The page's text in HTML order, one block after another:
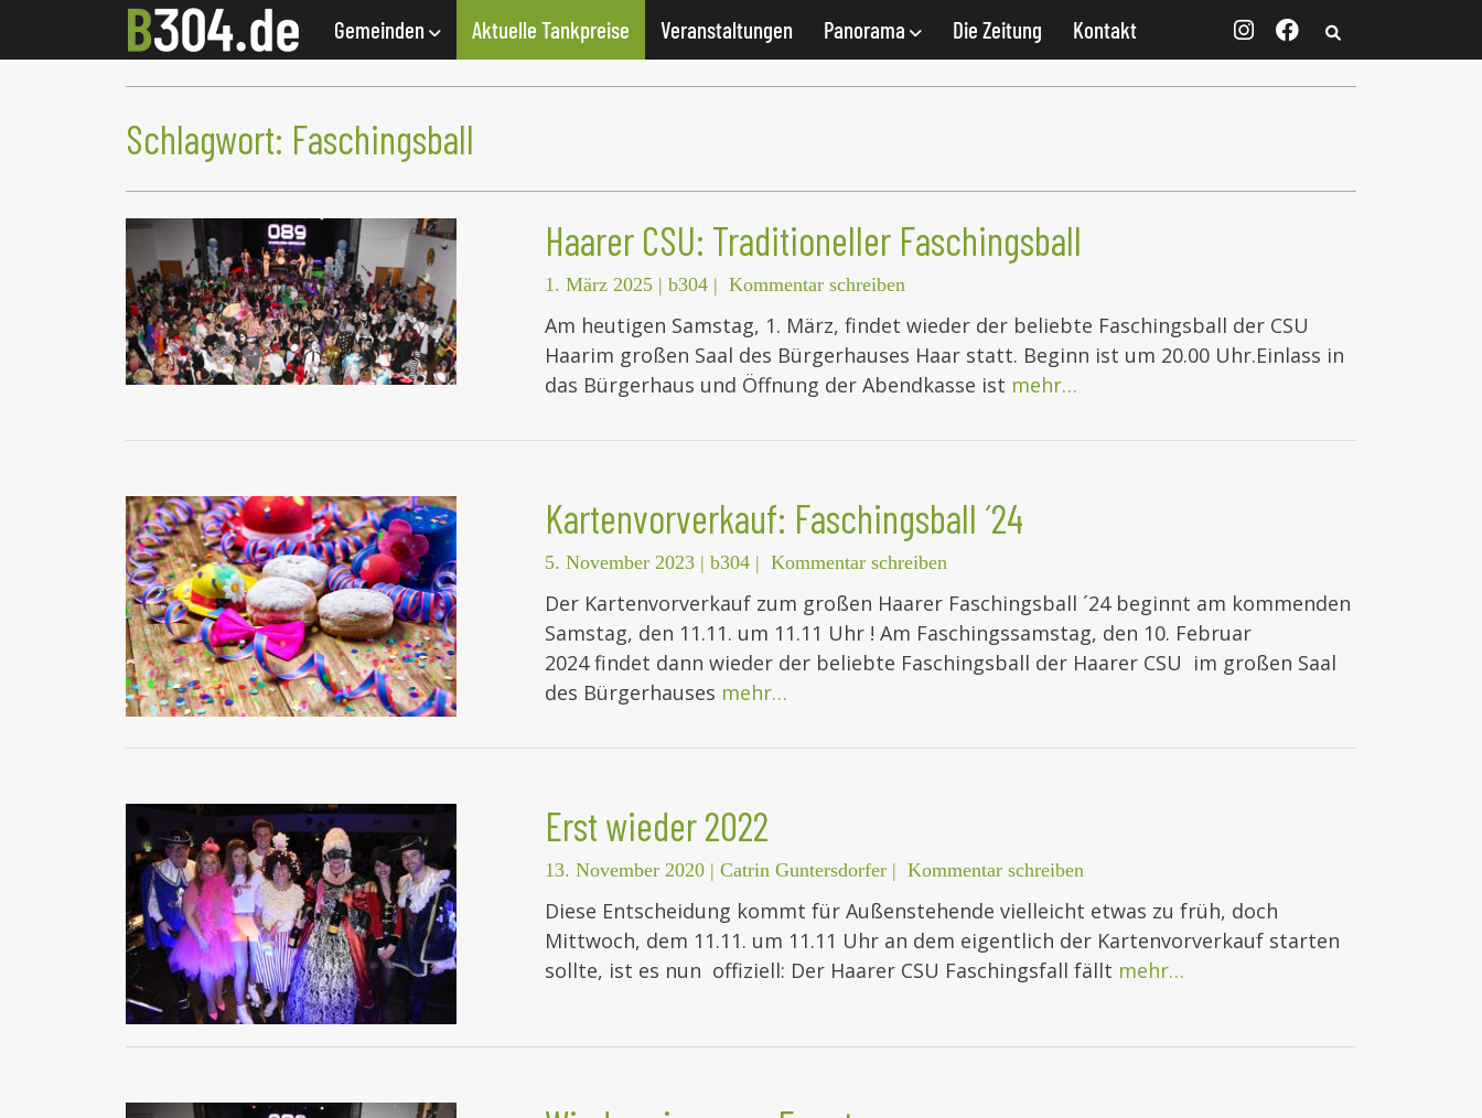
Gemeinden Aktuelle Tankpreise Veranstaltungen Panorama Die Zeitung Kontakt
Schlagwort: Faschingsball
Haarer CSU: Traditioneller Faschingsball
1. März 2025 | b304 | Kommentar schreiben
Am heutigen Samstag, 1. März, findet wieder der beliebte Faschingsball der CSU
Haarim großen Saal des Bürgerhauses Haar statt. Beginn ist um 20.00 Uhr.Einlass in
das Bürgerhaus und Öffnung der Abendkasse ist mehr…
Kartenvorverkauf: Faschingsball ´24
5. November 2023 | b304 | Kommentar schreiben
Der Kartenvorverkauf zum großen Haarer Faschingsball ´24 beginnt am kommenden
Samstag, den 11.11. um 11.11 Uhr ! Am Faschingssamstag, den 10. Februar
2024 findet dann wieder der beliebte Faschingsball der Haarer CSU im großen Saal
des Bürgerhauses mehr…
Erst wieder 2022
13. November 2020 | Catrin Guntersdorfer | Kommentar schreiben
Diese Entscheidung kommt für Außenstehende vielleicht etwas zu früh, doch
Mittwoch, dem 11.11. um 11.11 Uhr an dem eigentlich der Kartenvorverkauf starten
sollte, ist es nun offiziell: Der Haarer CSU Faschingsfall fällt mehr…